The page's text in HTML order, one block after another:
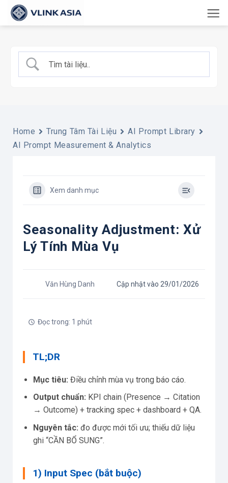
qua
dung
Home Trung Tâm Tài Liệu
AI Prompt Library
AI Prompt Measurement & Analytics
Xem danh mục
Seasonality Adjustment: Xử
Lý Tính Mùa Vụ
Văn Hùng Danh Cập nhật vào 29/01/2026
Đọc trong: 1 phút
TL;DR
Mục tiêu: Điều chỉnh mùa vụ trong báo cáo.
Output chuẩn: KPI chain (Presence → Citation
→ Outcome) + tracking spec + dashboard + QA.
Nguyên tắc: đo được mới tối ưu; thiếu dữ liệu
ghi “CẦN BỔ SUNG”.
1) Input Spec (bắt buộc)